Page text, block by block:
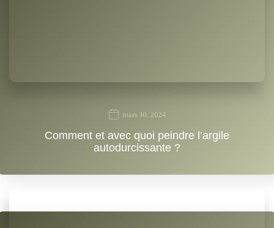
mars 30, 2024
Comment et avec quoi peindre l’argile
autodurcissante ?